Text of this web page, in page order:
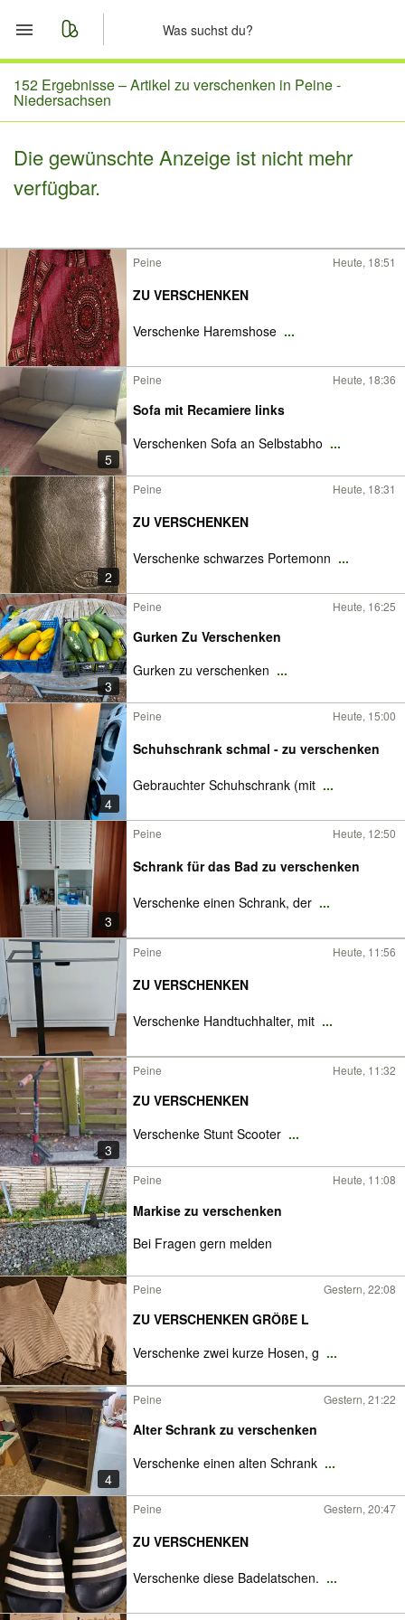
Start
Merkliste
Nachrichten
152 Ergebnisse –Artikel zu verschenken in Peine -
Niedersachsen
Die gewünschte Anzeige ist nicht mehr
verfügbar.
Peine Heute, 18:51
ZU VERSCHENKEN
Verschenke Haremshose ...
5
Peine Heute, 18:36
Sofa mit Recamiere links
Verschenken Sofa an Selbstabho ...
2
Peine Heute, 18:31
ZU VERSCHENKEN
Verschenke schwarzes Portemonn ...
3
Peine Heute, 16:25
Gurken Zu Verschenken
Gurken zu verschenken ...
4
Peine Heute, 15:00
Schuhschrank schmal - zu verschenken
Gebrauchter Schuhschrank (mit ...
3
Peine Heute, 12:50
Schrank für das Bad zu verschenken
Verschenke einen Schrank, der ...
Peine Heute, 11:56
ZU VERSCHENKEN
Verschenke Handtuchhalter, mit ...
3
Peine Heute, 11:32
ZU VERSCHENKEN
Verschenke Stunt Scooter ...
Peine Heute, 11:08
Markise zu verschenken
Bei Fragen gern melden
Peine Gestern, 22:08
ZU VERSCHENKEN GRÖßE L
Verschenke zwei kurze Hosen, g ...
4
Peine Gestern, 21:22
Alter Schrank zu verschenken
Verschenke einen alten Schrank ...
Peine Gestern, 20:47
ZU VERSCHENKEN
Verschenke diese Badelatschen. ...